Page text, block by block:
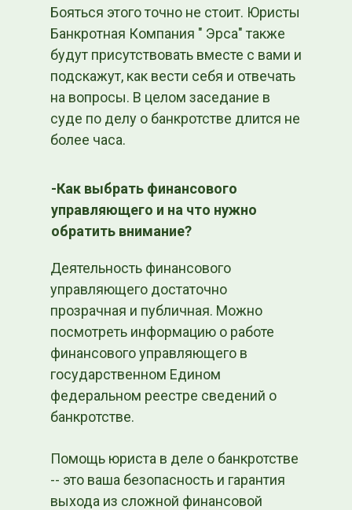
Бояться этого точно не стоит. Юристы
Банкротная Компания " Эрса" также
будут присутствовать вместе с вами и
подскажут, как вести себя и отвечать
на вопросы. В целом заседание в
суде по делу о банкротстве длится не
более часа.
-Как выбрать финансового
управляющего и на что нужно
обратить внимание?
Деятельность финансового
управляющего достаточно
прозрачная и публичная. Можно
посмотреть информацию о работе
финансового управляющего в
государственном Едином
федеральном реестре сведений о
банкротстве.
Помощь юриста в деле о банкротстве
-- это ваша безопасность и гарантия
выхода из сложной финансовой